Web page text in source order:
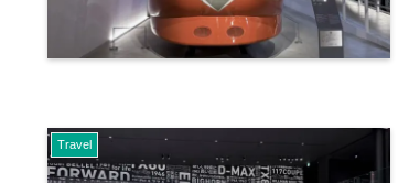
Travel